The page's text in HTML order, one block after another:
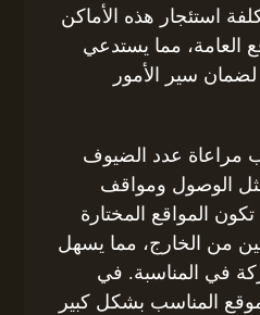
استئجار هذه الأماكن
العامة، مما يستدعي
لضمان سير الأمور
مراعاة عدد الضيوف
الوصول ومواقف
المواقع المختارة
من الخارج، مما يسهل
في المناسبة. في
المناسب بشكل كبير